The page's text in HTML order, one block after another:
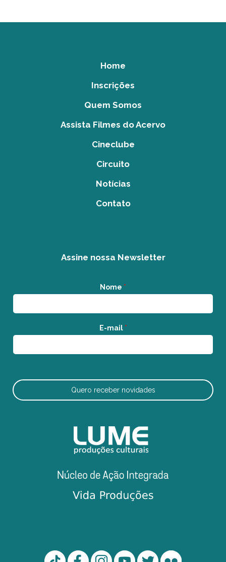
Home
Inscrições
Quem Somos
Assista Filmes do Acervo
Cineclube
Circuito
Notícias
Contato
Assine nossa Newsletter
Nome *
E-mail *
Quero receber novidades